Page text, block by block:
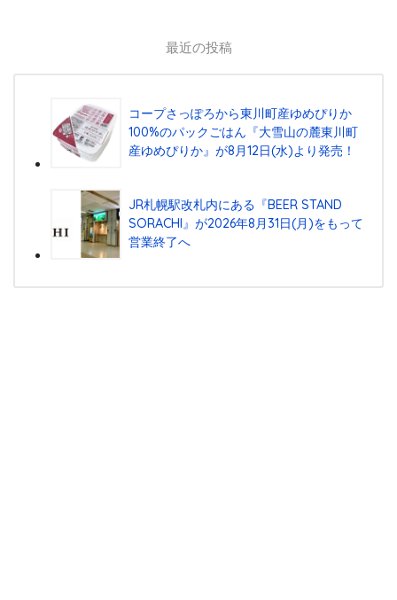
最近の投稿
コープさっぽろから東川町産ゆめぴりか
100%のパックごはん『⼤雪⼭の麓東川町
産ゆめぴりか』が8⽉12⽇(⽔)より発売！
JR札幌駅改札内にある『BEER STAND
SORACHI』が2026年8月31日(月)をもって
営業終了へ